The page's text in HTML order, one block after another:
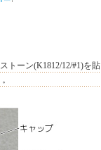
トーン(K1812/12/#1)を